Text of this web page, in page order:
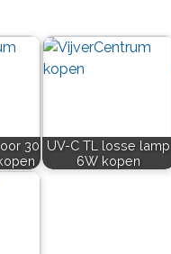
30 UV-C TL losse lamp
6W kopen